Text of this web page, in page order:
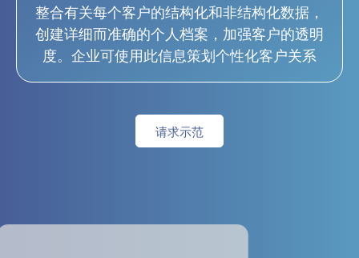
整合有关每个客户的结构化和非结构化数据，
创建详细而准确的个人档案，加强客户的透明
度。企业可使用此信息策划个性化客户关系
请求示范